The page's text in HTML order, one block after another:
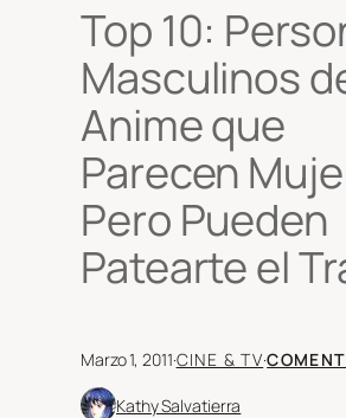
Top 10:
Masculinos
Anime que
Parecen
Pero Pueden
Patearte el
Marzo 1, 2011·CINE & TV·
Kathy Salvatierra